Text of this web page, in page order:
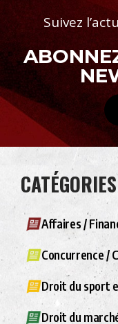
Suivez
CATÉGORIES
Affaires /
Concurrence /
Droit du sport
Droit du